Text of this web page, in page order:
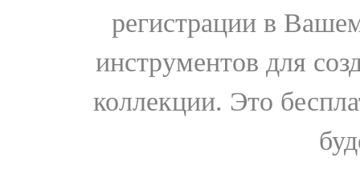
регистрации в
инструментов для
коллекции. Это